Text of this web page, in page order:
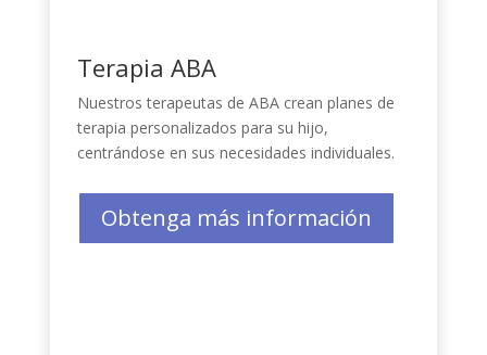
Terapia ABA
Nuestros terapeutas de ABA crean planes de
terapia personalizados para su hijo,
centrándose en sus necesidades individuales.
Obtenga más información